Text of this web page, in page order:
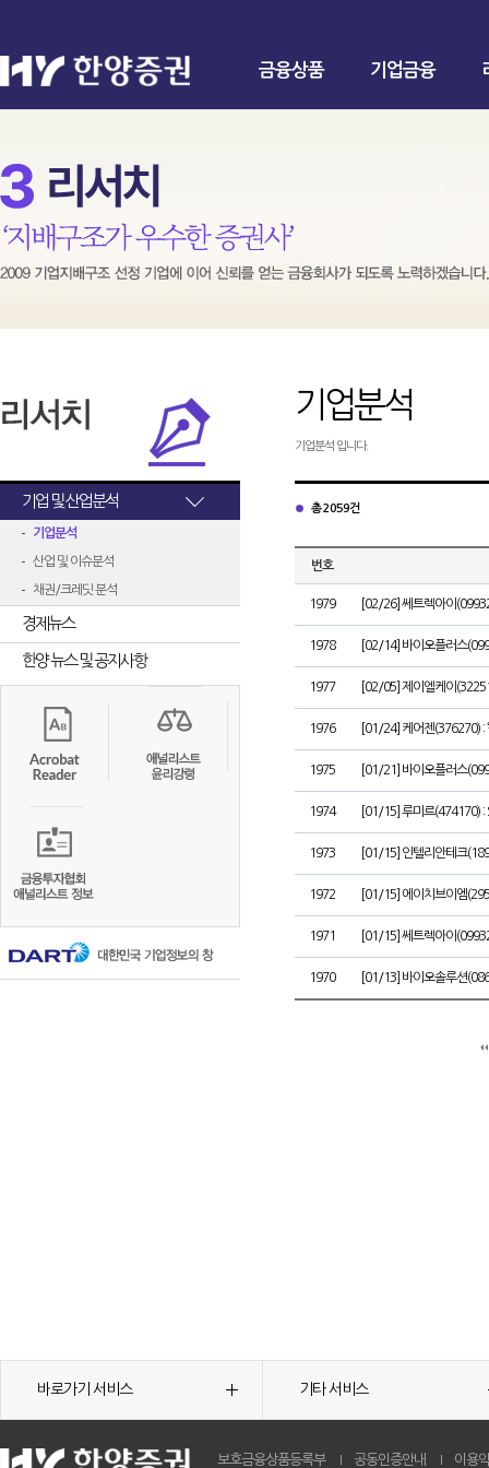
금융상품 기업금융
기업 및 산업분석
기업분석
산업 및 이슈분석
채권/크레딧 분석
경제뉴스
한양 뉴스 및 공지사항
기업분석
기업분석 입니다.
총 2059건
번호
1979 [02/26] 쎄트렉아이
1978 [02/14] 바이오플러스
1977 [02/05] 제이엘케이
1976 [01/24] 케어젠(376270) :
1975 [01/21] 바이오플러스
1974 [01/15] 루미르(474170) :
1973 [01/15] 인텔리안테크
1972 [01/15] 에이치브이엠
1971 [01/15] 쎄트렉아이
1970 [01/13] 바이오솔루션
바로가기 서비스 기타 서비스
보호금융상품등록부 공동인증안내 이용